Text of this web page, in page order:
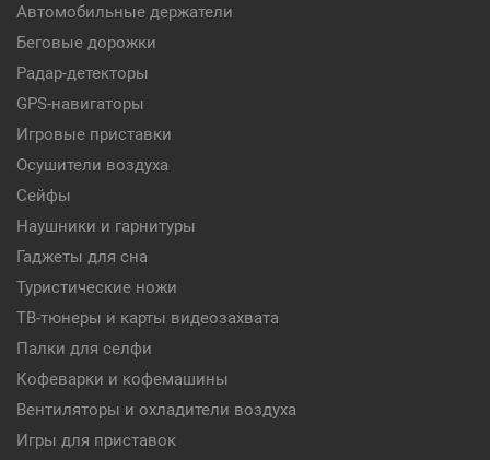
Автомобильные держатели
Беговые дорожки
Радар-детекторы
GPS-навигаторы
Игровые приставки
Осушители воздуха
Сейфы
Наушники и гарнитуры
Гаджеты для сна
Туристические ножи
ТВ-тюнеры и карты видеозахвата
Палки для селфи
Кофеварки и кофемашины
Вентиляторы и охладители воздуха
Игры для приставок